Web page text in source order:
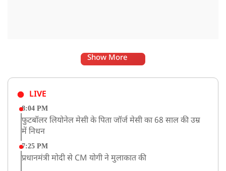
Show More
LIVE
8:04 PM
फुटबॉलर लियोनेल मेसी के पिता जॉर्ज मेसी का 68 साल की उम्र
में निधन
7:25 PM
प्रधानमंत्री मोदी से CM योगी ने मुलाकात की